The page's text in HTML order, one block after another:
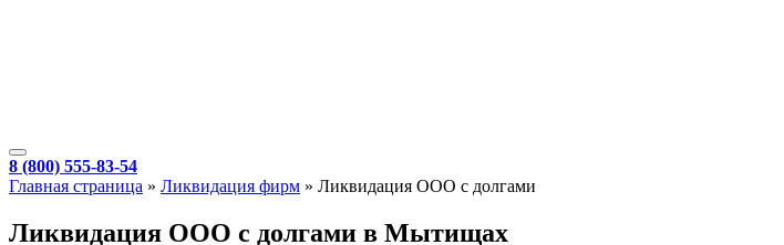
8 (800) 555-83-54
Главная страница » Ликвидация фирм » Ликвидация ООО с долгами
Ликвидация ООО с долгами в Мытищах